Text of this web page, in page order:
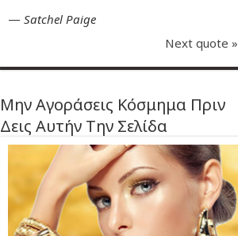
— Satchel Paige
Next quote »
Μην Αγοράσεις Κόσμημα Πριν
Δεις Αυτήν Την Σελίδα